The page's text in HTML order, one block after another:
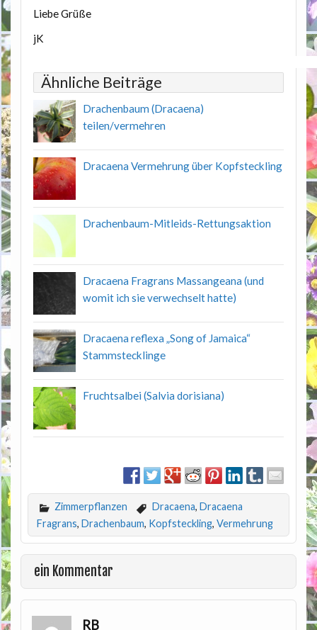
Liebe Grüße
jK
Ähnliche Beiträge
Drachenbaum (Dracaena)
teilen/vermehren
Dracaena Vermehrung über Kopfsteckling
Drachenbaum-Mitleids-Rettungsaktion
Dracaena Fragrans Massangeana (und
womit ich sie verwechselt hatte)
Dracaena reflexa „Song of Jamaica“
Stammstecklinge
Fruchtsalbei (Salvia dorisiana)
Zimmerpflanzen Dracaena, Dracaena
Fragrans, Drachenbaum, Kopfsteckling, Vermehrung
ein Kommentar
RB